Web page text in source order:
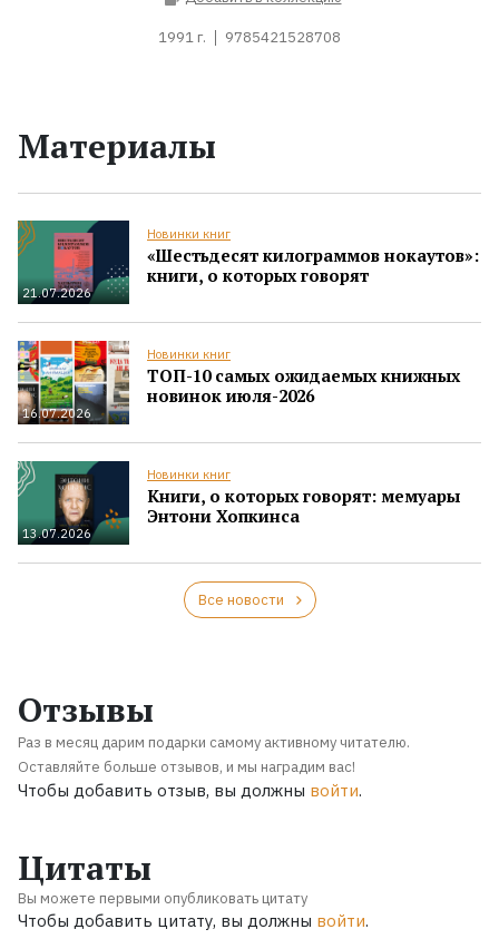
1991 г. 9785421528708
Материалы
21.07.2026
Новинки книг
«Шестьдесят килограммов нокаутов»:
книги, о которых говорят
16.07.2026
Новинки книг
ТОП-10 самых ожидаемых книжных
новинок июля-2026
13.07.2026
Новинки книг
Книги, о которых говорят: мемуары
Энтони Хопкинса
Все новости
Отзывы
Раз в месяц дарим подарки самому активному читателю.
Оставляйте больше отзывов, и мы наградим вас!
Чтобы добавить отзыв, вы должны войти.
Цитаты
Вы можете первыми опубликовать цитату
Чтобы добавить цитату, вы должны войти.